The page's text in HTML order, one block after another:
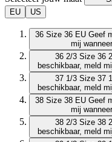
EU
US
36 Size 36 EU Geef
mij
36 2/3 Size 36
beschikbaar, meld
37 1/3 Size 37
beschikbaar, meld
38 Size 38 EU Geef
mij
38 2/3 Size 38
beschikbaar, meld